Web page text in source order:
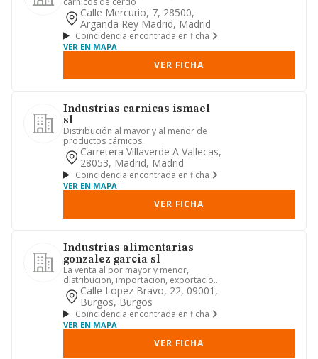
Calle Mercurio, 7, 28500,
Arganda Rey Madrid, Madrid
Coincidencia encontrada en ficha
VER EN MAPA
VER FICHA
Industrias carnicas ismael
sl
Distribución al mayor y al menor de
productos cárnicos.
Carretera Villaverde A Vallecas,
28053, Madrid, Madrid
Coincidencia encontrada en ficha
VER EN MAPA
VER FICHA
Industrias alimentarias
gonzalez garcia sl
La venta al por mayor y menor,
distribucion, importacion, exportacion,
despiece, elaboracion y fabr...
Calle Lopez Bravo, 22, 09001,
Burgos, Burgos
Coincidencia encontrada en ficha
VER EN MAPA
VER FICHA